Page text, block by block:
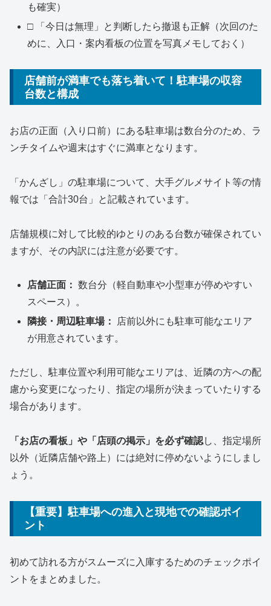
も確実）
□ 「今日は無理」と判断したら撤退も正解（次回のた
めに、入口・案内看板の位置を写真メモしておく）
店舗前が満車でも落ち着いて！駐車場の収容
台数と構成
お店の正面（入り口前）にある駐車場は数台分のため、ラ
ンチタイムや週末はすぐに満車となります。
「かんざし」の駐車場について、大手グルメサイト等の情
報では「合計30台」と記載されています。
店舗規模に対して比較的ゆとりのある台数が確保されてい
ますが、その内訳には注意が必要です。
店舗正面： 数台分（軽自動車や小型車が停めやすい
スペース）。
隣接・周辺駐車場：
店前以外にも駐車可能なエリア
が用意されています。
ただし、駐車位置や利用可能なエリアは、近隣の方への配
慮から変更になったり、指定の場所が決まっていたりする
場合があります。
「お店の看板」や「店頭の掲示」を必ず確認し、指定場所
以外（近隣店舗や路上）には絶対に停めないようにしまし
ょう。
【重要】駐車場への進入と現地での確認ポイ
ント
初めて訪れる方がスムーズに入庫するためのチェックポイ
ントをまとめました。